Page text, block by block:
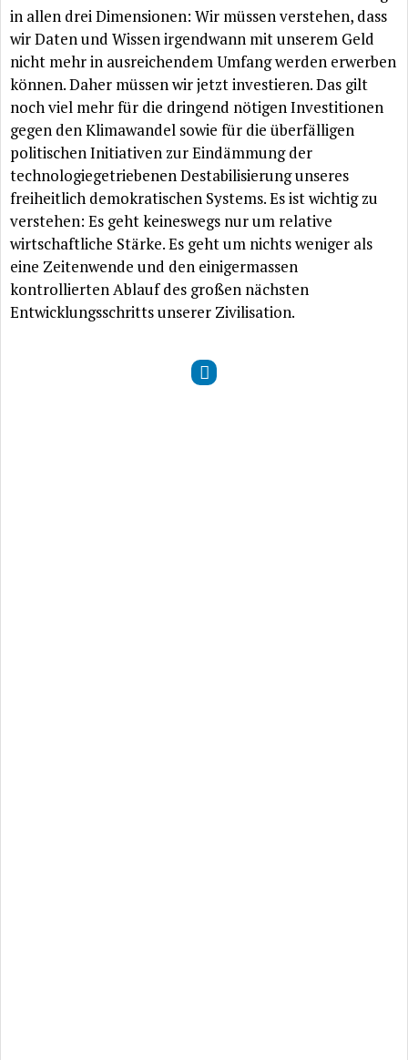
in allen drei Dimensionen: Wir müssen verstehen, dass
wir Daten und Wissen irgendwann mit unserem Geld
nicht mehr in ausreichendem Umfang werden erwerben
können. Daher müssen wir jetzt investieren. Das gilt
noch viel mehr für die dringend nötigen Investitionen
gegen denKlimawandel sowie für die überfälligen
politischen Initiativen zur Eindämmung der
technologiegetriebenen Destabilisierung unseres
freiheitlich demokratischen Systems. Es ist wichtig zu
verstehen: Es geht keineswegs nur um relative
wirtschaftliche Stärke. Es geht um nichts weniger als
eine Zeitenwende und den einigermassen
kontrollierten Ablauf des großen nächsten
Entwicklungsschritts unserer Zivilisation.